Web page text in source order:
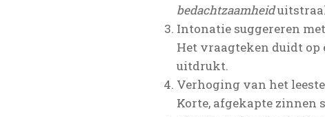
bedachtzaamheid
Intonatie suggereren
Het vraagteken duidt
uitdrukt.
Verhoging van het
Korte, afgekapte zinnen